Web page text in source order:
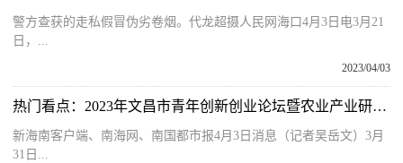
警方查获的走私假冒伪劣卷烟。代龙超摄人民网海口4月3日电3月21
日，...
2023/04/03
热门看点：2023年文昌市青年创新创业论坛暨农业产业研讨会举办
新海南客户端、南海网、南国都市报4月3日消息（记者吴岳文）3月
31日...